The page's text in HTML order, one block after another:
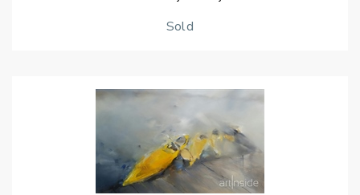
Sold